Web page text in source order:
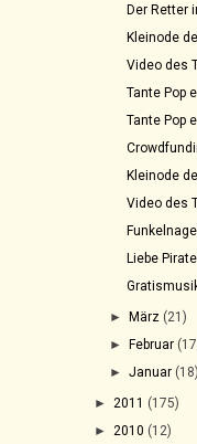
Der Retter
Kleinode
Video des
Tante Pop
Tante Pop
Kleinode
Video des
Liebe
►März (21)
►Februar
►Januar (18)
► 2011 (175)
► 2010 (12)